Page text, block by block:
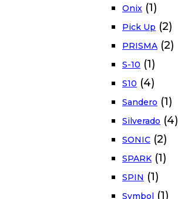
Onix (1)
Pick Up (2)
PRISMA (2)
S-10 (1)
S10 (4)
Sandero (1)
Silverado (4)
SONIC (2)
SPARK (1)
SPIN (1)
Symbol (1)